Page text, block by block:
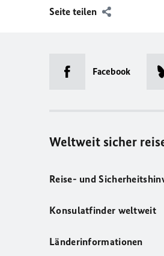
Seite teilen
Facebook
Weltweit sicher
Reise- und
Konsulatfinder weltweit
Länderinformationen